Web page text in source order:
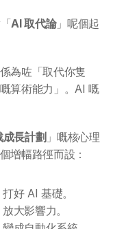
AI 取代論」呢個起
為咗「取代你隻
算術能力」。AI 嘅
長計劃 」嘅核心理
增幅路徑而設：
好 AI 基礎。
大影響力。